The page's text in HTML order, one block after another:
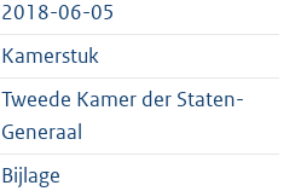
:
1
K
b
e
:
1
K
b
2018-06-05
Kamerstuk
Tweede Kamer der Staten-
Generaal
Bijlage